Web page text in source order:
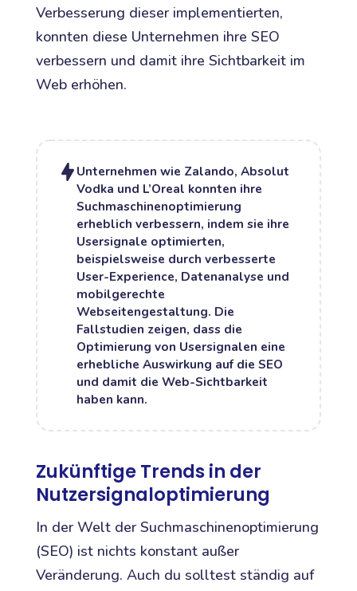
Verbesserung dieser implementierten,
konnten diese Unternehmen ihre SEO
verbessern und damit ihre Sichtbarkeit im
Web erhöhen.
Unternehmen wie Zalando, Absolut
Vodka und L’Oreal konnten ihre
Suchmaschinenoptimierung
erheblich verbessern, indem sie ihre
Usersignale optimierten,
beispielsweise durch verbesserte
User-Experience, Datenanalyse und
mobilgerechte
Webseitengestaltung. Die
Fallstudien zeigen, dass die
Optimierung von Usersignalen eine
erhebliche Auswirkung auf die SEO
und damit die Web-Sichtbarkeit
haben kann.
Zukünftige Trends in der
Nutzersignaloptimierung
In der Welt der Suchmaschinenoptimierung
(SEO) ist nichts konstant außer
Veränderung. Auch du solltest ständig auf